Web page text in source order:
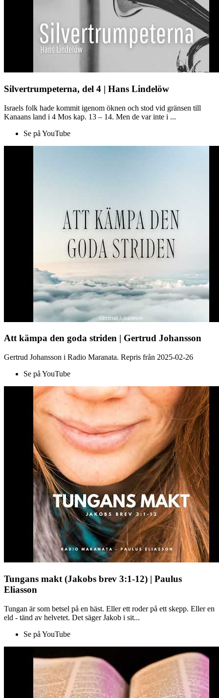
Silvertrumpeterna, del 4 | Hans Lindelöw
Israels folk hade kommit igenom öknen och stod vid gränsen till
Kanaans land i 4 Mos kap. 13 – 14. Men de var inte i ...
Se på YouTube
Att kämpa den goda striden | Gertrud Johansson
Gertrud Johansson i Radio Maranata. Repris från 2025-02-26
Se på YouTube
Tungans makt (Jakobs brev 3:1-12) | Paulus
Eliasson
Tungan är som betsel på en häst. Eller ett roder på ett skepp. Eller en
eld - tänd av helvetet. Det säger Jakob i sit...
Se på YouTube